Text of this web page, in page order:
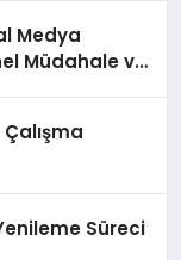
Medya
Müdahale ve
Çalışma
Süreci